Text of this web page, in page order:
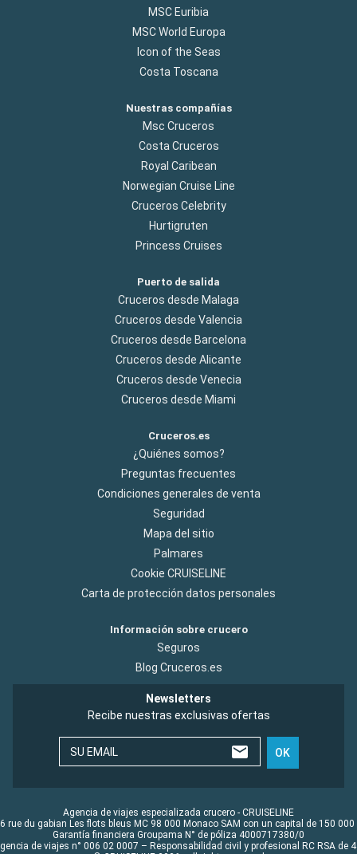
MSC Euribia
MSC World Europa
Icon of the Seas
Costa Toscana
Nuestras compañías
Msc Cruceros
Costa Cruceros
Royal Caribean
Norwegian Cruise Line
Cruceros Celebrity
Hurtigruten
Princess Cruises
Puerto de salida
Cruceros desde Malaga
Cruceros desde Valencia
Cruceros desde Barcelona
Cruceros desde Alicante
Cruceros desde Venecia
Cruceros desde Miami
Cruceros.es
¿Quiénes somos?
Preguntas frecuentes
Condiciones generales de venta
Seguridad
Mapa del sitio
Palmares
Cookie CRUISELINE
Carta de protección datos personales
Información sobre crucero
Seguros
Blog Cruceros.es
Newsletters
Recibe nuestras exclusivas ofertas
SU EMAIL OK
Agencia de viajes especializada crucero - CRUISELINE
rue du gabian Les flots bleus MC 98 000 Monaco SAM con un capital de 150 000
Garantía financiera Groupama N° de póliza 4000717380/0
de viajes n° 006 02 0007 – Responsabilidad civil y profesional RC RSA de